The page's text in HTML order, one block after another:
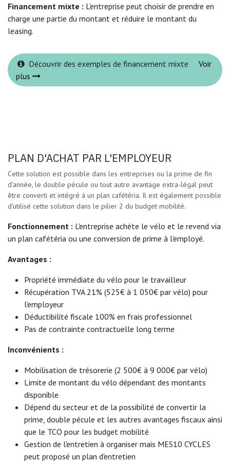
Financement mixte : L'entreprise peut choisir de prendre en
charge une partie du montant et réduire le montant du
leasing.
Découvrir des exemples de financement mixte Voir
plus
PLAN D'ACHAT PAR L'EMPLOYEUR
Cette solution est possible dans les entreprises ou la prime de fin
d'année, le double pécule ou tout autre avantage extra-légal peut
être converti et intégré à un plan cafétéria. Il est également possible
d'utilisé cette solution dans le pilier 2 du budget mobilité.
Fonctionnement : L'entreprise achète le vélo et le revend via
un plan cafétéria ou une conversion de prime à l'employé.
Avantages :
Propriété immédiate du vélo pour le travailleur
Récupération TVA 21% (525€ à 1 050€ par vélo) pour
l'employeur
Déductibilité fiscale 100% en frais professionnel
Pas de contrainte contractuelle long terme
Inconvénients :
Mobilisation de trésorerie (2 500€ à 9 000€ par vélo)
Limite de montant du vélo dépendant des montants
disponible
Dépend du secteur et de la possibilité de convertir la
prime, double pécule et les autres avantages fiscaux ainsi
que le TCO pour les budget mobilité
Gestion de l'entretien à organiser mais MES10 CYCLES
peut proposé un plan d'entretien